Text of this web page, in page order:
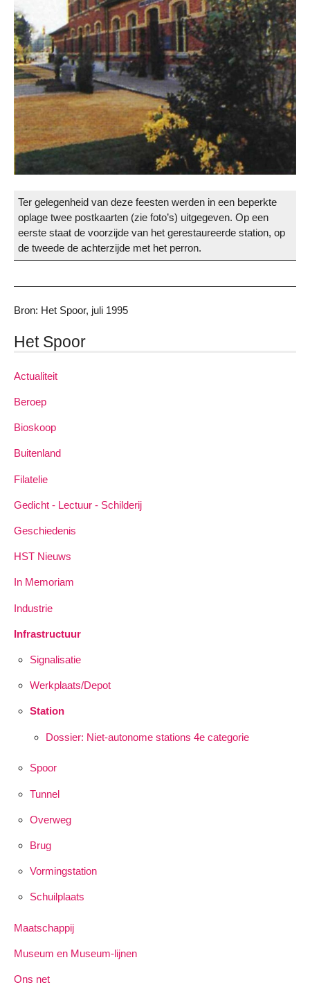
Ter gelegenheid van deze feesten werden in een beperkte
oplage twee postkaarten (zie foto’s) uitgegeven. Op een
eerste staat de voorzijde van het gerestaureerde station, op
de tweede de achterzijde met het perron.
Bron: Het Spoor, juli 1995
Het Spoor
Actualiteit
Beroep
Bioskoop
Buitenland
Filatelie
Gedicht - Lectuur - Schilderij
Geschiedenis
HST Nieuws
In Memoriam
Industrie
Infrastructuur
Signalisatie
Werkplaats/Depot
Station
Dossier: Niet-autonome stations 4e categorie
Spoor
Tunnel
Overweg
Brug
Vormingstation
Schuilplaats
Maatschappij
Museum en Museum-lijnen
Ons net